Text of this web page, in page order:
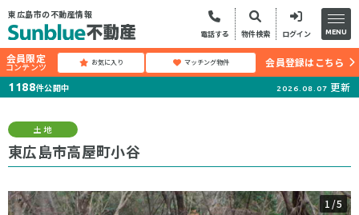
東広島市の不動産情報
電話する 物件検索 ログイン MENU
会員限定
コンテンツ お気に入り マッチング物件 会員登録はこちら
1188件公開中 2026.08.07 更新
土地
東広島市高屋町小谷
1 /5